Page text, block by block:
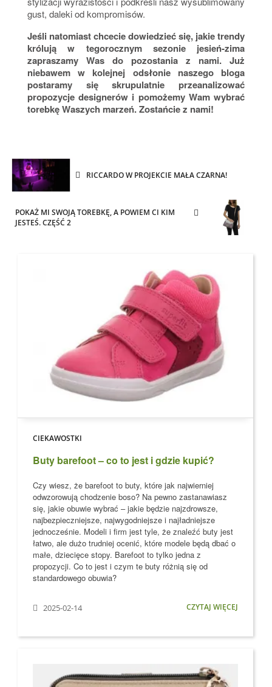
gust, daleki od kompromisów.
Jeśli natomiast chcecie dowiedzieć się, jakie trendy
królują w tegorocznym sezonie jesień-zima
zapraszamy Was do pozostania z nami. Już
niebawem w kolejnej odsłonie naszego bloga
postaramy się skrupulatnie przeanalizować
propozycje designerów i pomożemy Wam wybrać
torebkę Waszych marzeń. Zostańcie z nami!
RICCARDO W PROJEKCIE MAŁA CZARNA!
POKAŻ MI SWOJĄ TOREBKĘ, A POWIEM CI KIM
JESTEŚ. CZĘŚĆ 2
CIEKAWOSTKI
Buty barefoot – co to jest i gdzie kupić?
Czy wiesz, że barefoot to buty, które jak najwierniej
odwzorowują chodzenie boso? Na pewno zastanawiasz
się, jakie obuwie wybrać – jakie będzie najzdrowsze,
najbezpieczniejsze, najwygodniejsze i najładniejsze
jednocześnie. Modeli i firm jest tyle, że znaleźć buty jest
łatwo, ale dużo trudniej ocenić, które modele będą dbać o
małe, dziecięce stopy. Barefoot to tylko jedna z
propozycji. Co to jest i czym te buty różnią się od
standardowego obuwia?
2025-02-14 CZYTAJ WIĘCEJ